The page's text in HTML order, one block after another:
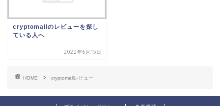
cryptomallのレビューを探し
ている人へ
2022年6月15日
HOME cryptomallレビュー